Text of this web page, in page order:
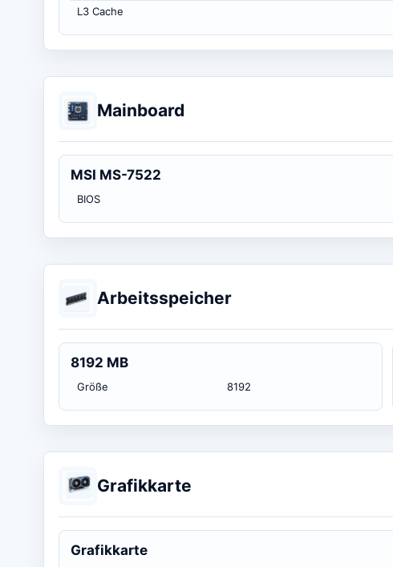
L3 Cache
Mainboard
MSI MS-7522
BIOS
Arbeitsspeicher
8192 MB
Größe 8192
Grafikkarte
Grafikkarte